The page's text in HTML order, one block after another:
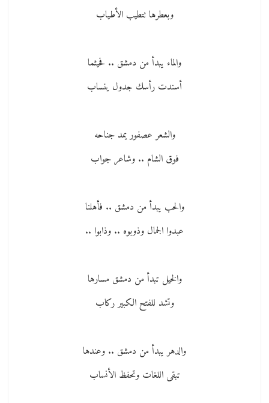
وبعطرها تتطيب الأطياب
والماء يبدأ من دمشق .. فحيثما
أسندت رأسك جدول ينساب
والشعر عصفور يمد جناحه
فوق الشام .. وشاعر جواب
والحب يبدأ من دمشق .. فأهلنا
عبدوا الجمال وذوبوه .. وذابوا ..
والخيل تبدأ من دمشق مسارها
وتشد للفتح الكبير ركاب
والدهر يبدأ من دمشق .. وعندها
تبقى اللغات وتحفظ الأنساب